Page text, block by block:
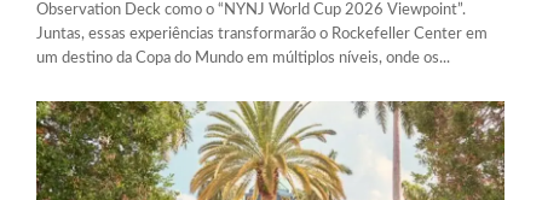
Observation Deck como o “NYNJ World Cup 2026 Viewpoint”.
Juntas, essas experiências transformarão o Rockefeller Center em
um destino da Copa do Mundo em múltiplos níveis, onde os...